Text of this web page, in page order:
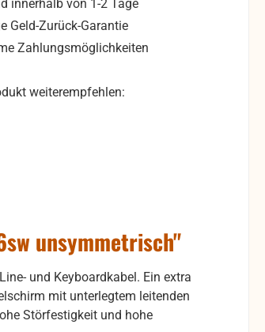
innerhalb von 1-2 Tage
Geld-Zurück-Garantie
Zahlungsmöglichkeiten
weiterempfehlen:
unsymmetrisch"
und Keyboardkabel. Ein extra
mit unterlegtem leitenden
Störfestigkeit und hohe